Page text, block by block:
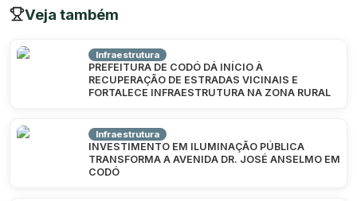
Veja também
Infraestrutura
PREFEITURA DE CODÓ DÁ INÍCIO À
RECUPERAÇÃO DE ESTRADAS VICINAIS E
FORTALECE INFRAESTRUTURA NA ZONA RURAL
Infraestrutura
INVESTIMENTO EM ILUMINAÇÃO PÚBLICA
TRANSFORMA A AVENIDA DR. JOSÉ ANSELMO EM
CODÓ